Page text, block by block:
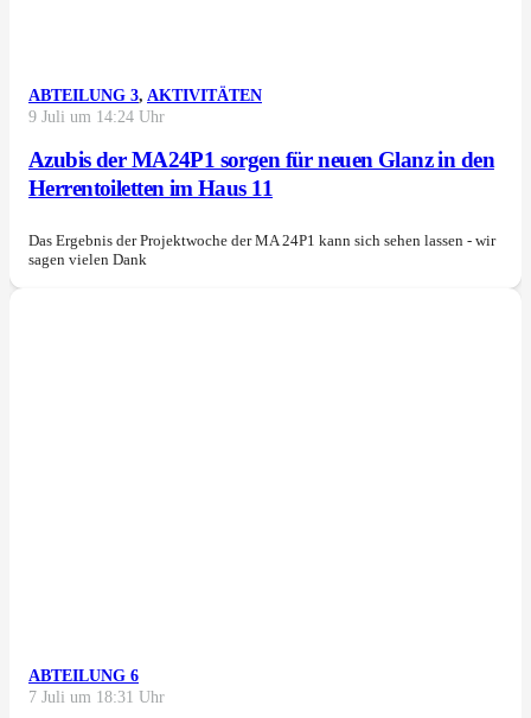
ABTEILUNG 3, AKTIVITÄTEN
9 Juli um 14:24 Uhr
Azubis der MA24P1 sorgen für neuen Glanz in den
Herrentoiletten im Haus 11
Das Ergebnis der Projektwoche der MA 24P1 kann sich sehen lassen - wir
sagen vielen Dank
ABTEILUNG 6
7 Juli um 18:31 Uhr